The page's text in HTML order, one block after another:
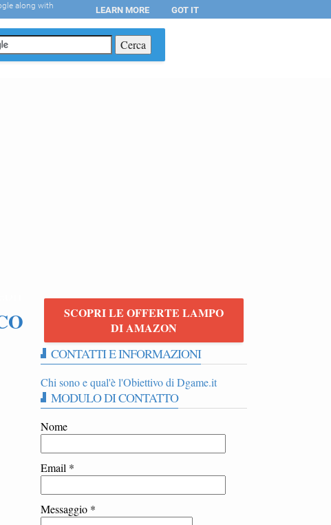
SCOPRI LE OFFERTE LAMPO
DI AMAZON
CONTATTI E INFORMAZIONI
Chi sono e qual'è l'Obiettivo di Dgame.it
MODULO DI CONTATTO
Nome
Email *
Messaggio *
along with LEARN MORE GOT IT